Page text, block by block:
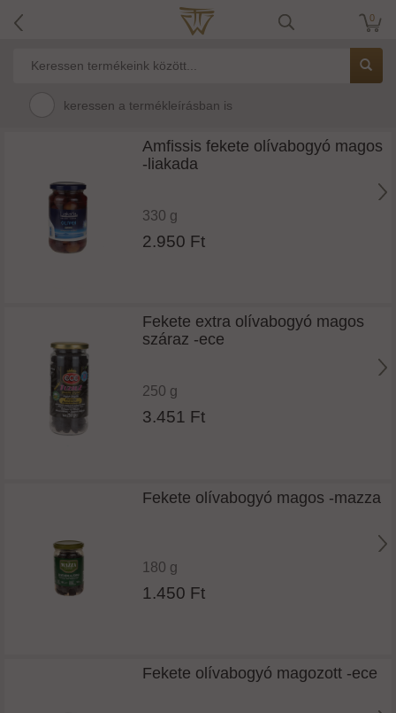
0
keressen a termékleírásban is
Amfissis fekete olívabogyó magos
-liakada
330 g
2.950 Ft
Fekete extra olívabogyó magos
száraz -ece
250 g
3.451 Ft
Fekete olívabogyó magos -mazza
180 g
1.450 Ft
Fekete olívabogyó magozott -ece